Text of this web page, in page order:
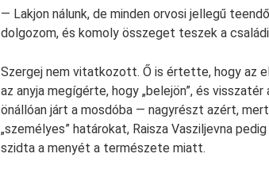
— Lakjon nálunk, de minden orvosi jellegű
dolgozom, és komoly összeget teszek a
Szergej nem vitatkozott. Ő is értette, hogy az
az anyja megígérte, hogy „belejön”, és
önállóan járt a mosdóba — nagyrészt azért,
„személyes” határokat, Raisza Vasziljevna
szidta a menyét a természete miatt.